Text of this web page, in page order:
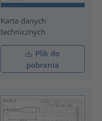
Karta danych
technicznych
Plik do
pobrania